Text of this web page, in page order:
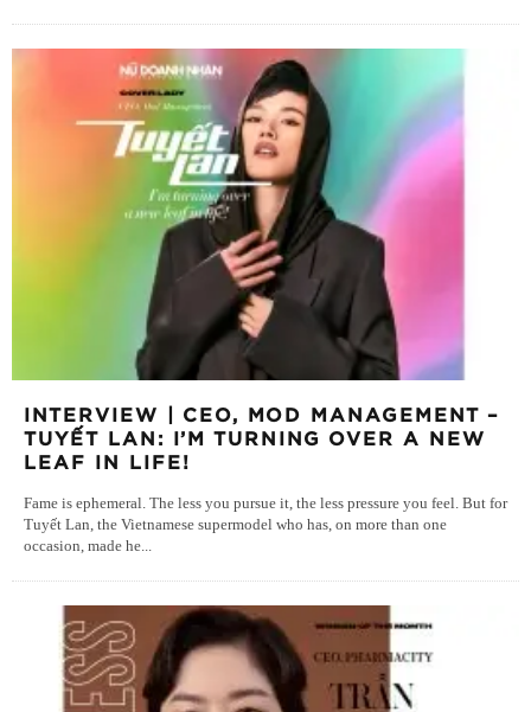
INTERVIEW | CEO, MOD MANAGEMENT –
TUYẾT LAN: I’M TURNING OVER A NEW
LEAF IN LIFE!
Fame is ephemeral. The less you pursue it, the less pressure you feel. But for
Tuyết Lan, the Vietnamese supermodel who has, on more than one
occasion, made he...